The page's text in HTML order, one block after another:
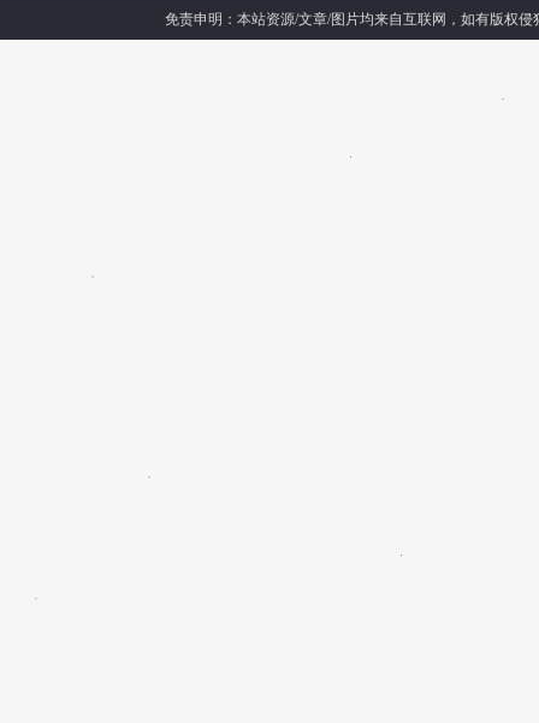
免责申明：本站资源/文章/图片均来自互联网，如有版权